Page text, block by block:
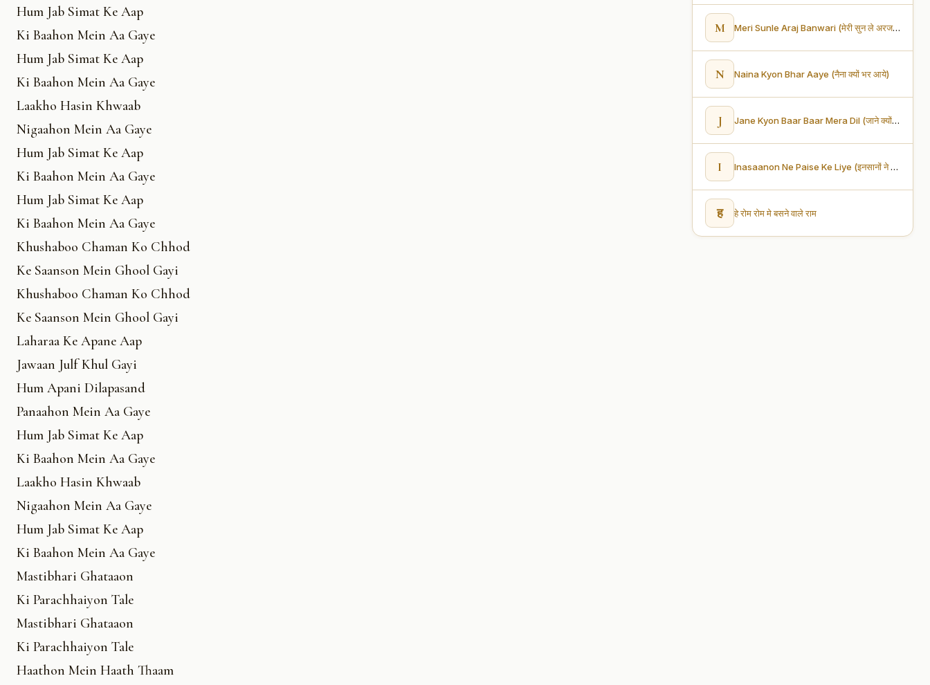
Hum Jab Simat Ke Aap
Ki Baahon Mein Aa Gaye
Hum Jab Simat Ke Aap
Ki Baahon Mein Aa Gaye
Laakho Hasin Khwaab
Nigaahon Mein Aa Gaye
Hum Jab Simat Ke Aap
Ki Baahon Mein Aa Gaye
Hum Jab Simat Ke Aap
Ki Baahon Mein Aa Gaye
Khushaboo Chaman Ko Chhod
Ke Saanson Mein Ghool Gayi
Khushaboo Chaman Ko Chhod
Ke Saanson Mein Ghool Gayi
Laharaa Ke Apane Aap
Jawaan Julf Khul Gayi
Hum Apani Dilapasand
Panaahon Mein Aa Gaye
Hum Jab Simat Ke Aap
Ki Baahon Mein Aa Gaye
Laakho Hasin Khwaab
Nigaahon Mein Aa Gaye
Hum Jab Simat Ke Aap
Ki Baahon Mein Aa Gaye
Mastibhari Ghataaon
Ki Parachhaiyon Tale
Mastibhari Ghataaon
Ki Parachhaiyon Tale
Haathon Mein Haath Thaam
M Meri Sunle Araj Banwari (मेरी सुन ले अरज बनवारी)
N Naina Kyon Bhar Aaye (नैना क्यों भर आये)
J Jane Kyon Baar Baar Mera Dil (जाने क्यों बार बार मेरा दिल)
I Inasaanon Ne Paise Ke Liye (इनसानों ने पैसे के लिए)
ह हे रोम रोम मे बसने वाले राम